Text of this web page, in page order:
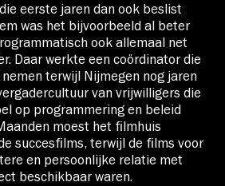
eerste jaren dan ook beslist
was het bijvoorbeeld al beter
ook allemaal net
Daar werkte een coördinator die
terwijl Nijmegen nog jaren
van vrijwilligers die
op programmering en beleid
moest het filmhuis
succesfilms, terwijl de films voor
en persoonlijke relatie met
beschikbaar waren.